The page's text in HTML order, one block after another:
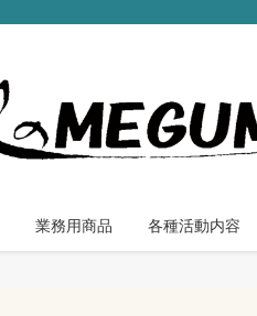
業務用商品 各種活動内容